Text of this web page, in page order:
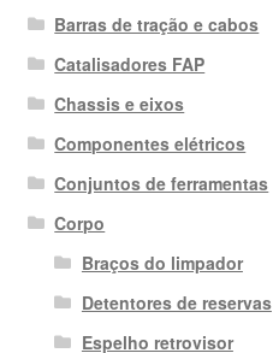
Barras de tração e cabos
Catalisadores FAP
Chassis e eixos
Componentes elétricos
Conjuntos de ferramentas
Corpo
Braços do limpador
Detentores de reservas
Espelho retrovisor